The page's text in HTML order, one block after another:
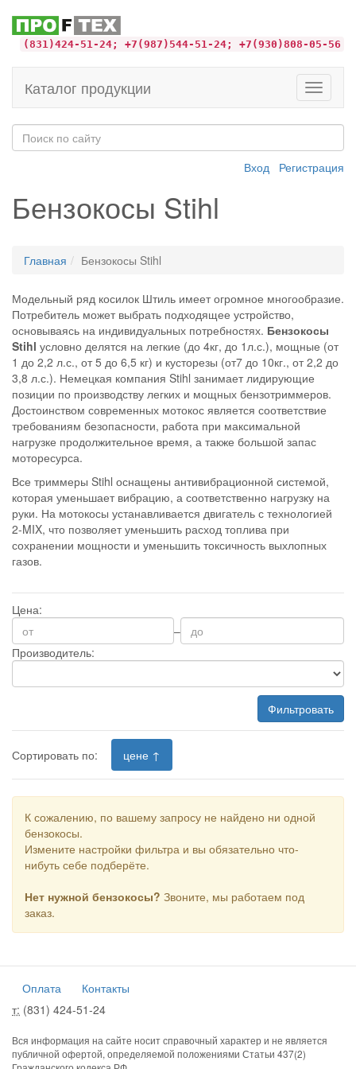
(831)424-51-24; +7(987)544-51-24; +7(930)808-05-56
Toggle
Каталог продукции
Вход Регистрация
Бензокосы Stihl
Главная Бензокосы Stihl
Модельный ряд косилок Штиль имеет огромное многообразие.
Потребитель может выбрать подходящее устройство,
основываясь на индивидуальных потребностях. Бензокосы
Stihl условно делятся на легкие (до 4кг, до 1л.с.), мощные (от
1 до 2,2 л.с., от 5 до 6,5 кг) и кусторезы (от7 до 10кг., от 2,2 до
3,8 л.с.). Немецкая компания Stihl занимает лидирующие
позиции по производству легких и мощных бензотриммеров.
Достоинством современных мотокос является соответствие
требованиям безопасности, работа при максимальной
нагрузке продолжительное время, а также большой запас
моторесурса.
Все триммеры Stihl оснащены антивибрационной системой,
которая уменьшает вибрацию, а соответственно нагрузку на
руки. На мотокосы устанавливается двигатель с технологией
2-MIX, что позволяет уменьшить расход топлива при
сохранении мощности и уменьшить токсичность выхлопных
газов.
Цена:
–
Производитель:
Фильтровать
Сортировать по: цене ↑
К сожалению, по вашему запросу не найдено ни одной
бензокосы.
Измените настройки фильтра и вы обязательно что-
нибуть себе подберёте.
Нет нужной бензокосы? Звоните, мы работаем под
заказ.
Оплата
Контакты
т: (831) 424-51-24
Вся информация на сайте носит справочный характер и не является
публичной офертой, определяемой положениями Статьи 437(2)